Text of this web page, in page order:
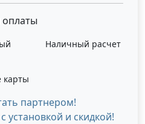
Наличный расчет
карты
партнером!
установкой и скидкой!